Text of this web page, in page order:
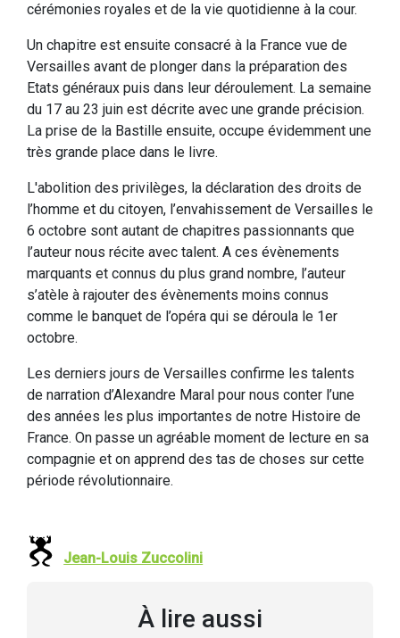
cérémonies royales et de la vie quotidienne à la cour.
Un chapitre est ensuite consacré à la France vue de
Versailles avant de plonger dans la préparation des
Etats généraux puis dans leur déroulement. La semaine
du 17 au 23 juin est décrite avec une grande précision.
La prise de la Bastille ensuite, occupe évidemment une
très grande place dans le livre.
L'abolition des privilèges, la déclaration des droits de
l’homme et du citoyen, l’envahissement de Versailles le
6 octobre sont autant de chapitres passionnants que
l’auteur nous récite avec talent. A ces évènements
marquants et connus du plus grand nombre, l’auteur
s’atèle à rajouter des évènements moins connus
comme le banquet de l’opéra qui se déroula le 1er
octobre.
Les derniers jours de Versailles confirme les talents
de narration d’Alexandre Maral pour nous conter l’une
des années les plus importantes de notre Histoire de
France. On passe un agréable moment de lecture en sa
compagnie et on apprend des tas de choses sur cette
période révolutionnaire.
Jean-Louis Zuccolini
À lire aussi